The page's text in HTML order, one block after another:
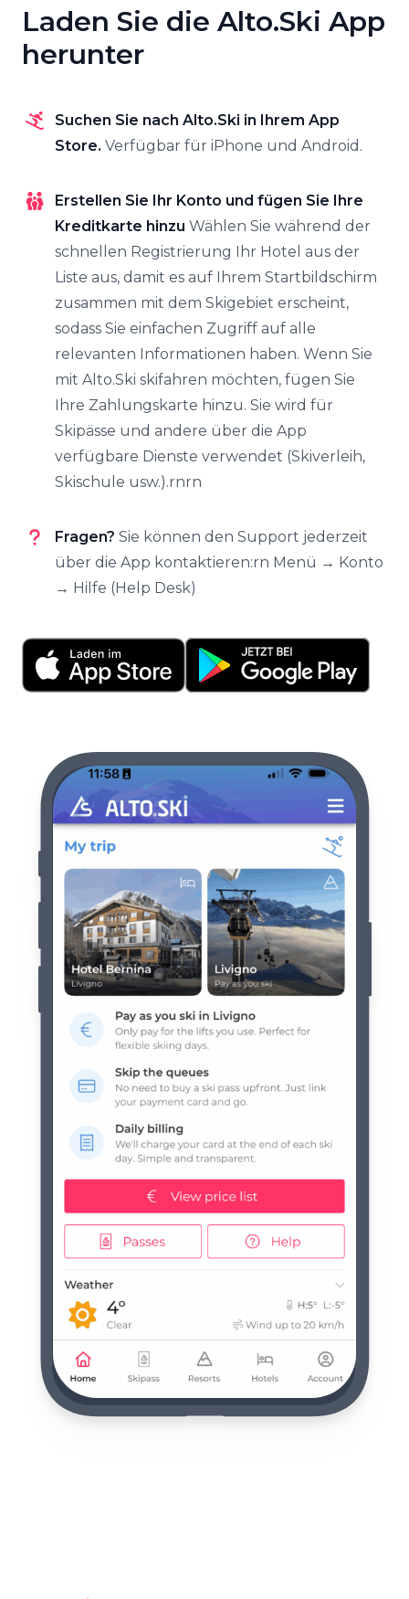
Laden Sie die Alto.Ski App
herunter
Suchen Sie nach Alto.Ski in Ihrem App
Store. Verfügbar für iPhone und Android.
Erstellen Sie Ihr Konto und fügen Sie Ihre
Kreditkarte hinzu Wählen Sie während der
schnellen Registrierung Ihr Hotel aus der
Liste aus, damit es auf Ihrem Startbildschirm
zusammen mit dem Skigebiet erscheint,
sodass Sie einfachen Zugriff auf alle
relevanten Informationen haben. Wenn Sie
mit Alto.Ski skifahren möchten, fügen Sie
Ihre Zahlungskarte hinzu. Sie wird für
Skipässe und andere über die App
verfügbare Dienste verwendet (Skiverleih,
Skischule usw.).rnrn
Fragen? Sie können den Support jederzeit
über die App kontaktieren:rn Menü → Konto
→ Hilfe (Help Desk)